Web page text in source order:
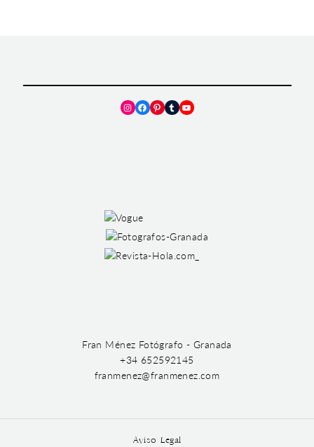
Instagram
Facebook
Pinterest
TumblrYouTube
Fran Ménez Fotógrafo - Granada
+34 652592145
franmenez@franmenez.com
Aviso Legal